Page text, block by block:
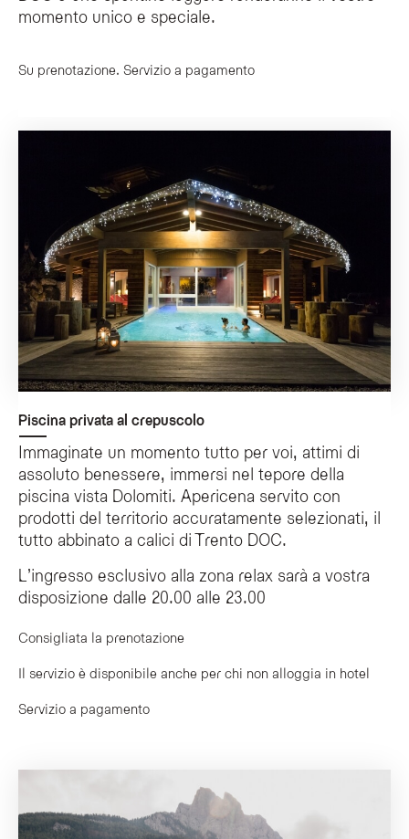
momento unico e speciale.
Su prenotazione. Servizio a pagamento
Piscina privata al crepuscolo
Immaginate un momento tutto per voi, attimi di
assoluto benessere, immersi nel tepore della
piscina vista Dolomiti. Apericena servito con
prodotti del territorio accuratamente selezionati, il
tutto abbinato a calici di Trento DOC.
L’ingresso esclusivo alla zona relax sarà a vostra
disposizione dalle 20.00 alle 23.00
Consigliata la prenotazione
Il servizio è disponibile anche per chi non alloggia in hotel
Servizio a pagamento